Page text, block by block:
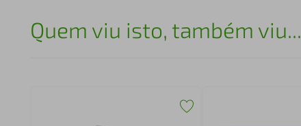
Quem viu isto, também viu...